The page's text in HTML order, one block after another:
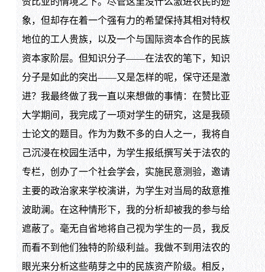
象，但却存在着一个强有力的希望保持其相对特权
地位的工人贵族，以及一个与国际资本合作的民族
资本家阶层。但知识分子——在法农的笔下，知识
分子是如此的突出——又是怎样的呢，保守还是激
进？我最终做了我一直以来想做的事情：在赞比亚
大学期间，我完成了一项对学生的研究，这是我硕
士论文的题目。作为为数不多的白人之一，我将自
己沉浸在校园生活中，为学生报纸撰写关于法农的
专栏，创办了一个社会学会，实施民意测验，邀请
主要的政治家来学校演讲，为学生对当局的敌意推
波助澜。在这种情形下，我的分析却被我的参与给
遮蔽了。毫无自省地将自己视为学生的一员，我反
而看不到他们独特的阶级利益。我做不到用法农的
眼光来分析这些萌芽之中的民族资产阶级。相反，